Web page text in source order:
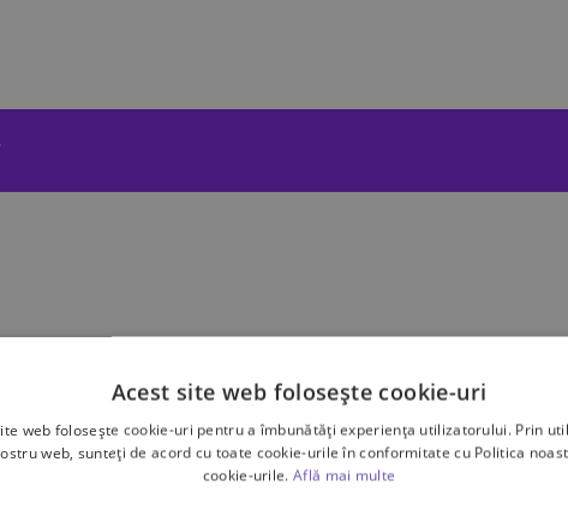
dimensiuni
Acest site web folosește cookie-uri
web folosește cookie-uri pentru a îmbunătăți experiența utilizatorului. Prin
web, sunteți de acord cu toate cookie-urile în conformitate cu Politica
cookie-urile. Află mai multe